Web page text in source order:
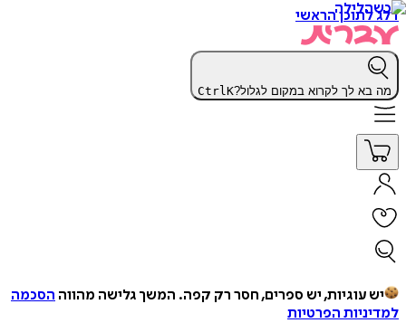
דלג לתוכן הראשי
מה בא לך לקרוא במקום לגלול? CtrlK
יש עוגיות, יש ספרים, חסר רק קפה. המשך גלישה מהווה הסכמה
למדיניות הפרטיות